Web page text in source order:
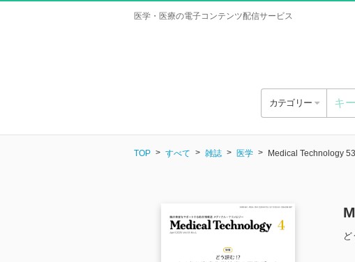
医学・医療の電子コンテンツ配信サービス
カテゴリー
TOP すべて 雑誌 医学 Medical Technology